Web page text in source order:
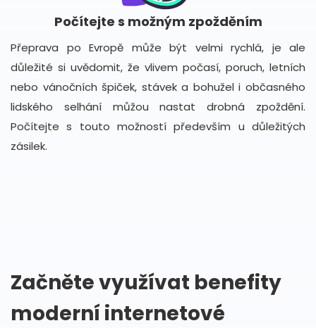
Počítejte s možným zpožděním
Přeprava po Evropě může být velmi rychlá, je ale
důležité si uvědomit, že vlivem počasí, poruch, letních
nebo vánočních špiček, stávek a bohužel i občasného
lidského selhání můžou nastat drobná zpoždění.
Počítejte s touto možností především u důležitých
zásilek.
Začněte využívat benefity
moderní internetové